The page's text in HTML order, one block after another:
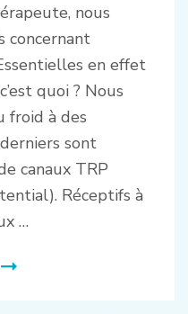
nous
concernant
en effet
quoi ? Nous
froid à des
sont
canaux TRP
Réceptifs à
…